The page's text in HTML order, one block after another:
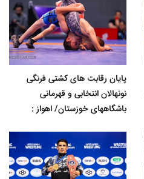
پایان رقابت های کشتی فرنگی
نونهالان انتخابی و قهرمانی
باشگاههای خوزستان/ اهواز :